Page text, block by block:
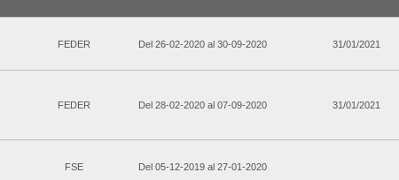
FEDER Del 26-02-2020 al 30-09-2020 31/01/2021
FEDER Del 28-02-2020 al 07-09-2020 31/01/2021
FSE Del 05-12-2019 al 27-01-2020